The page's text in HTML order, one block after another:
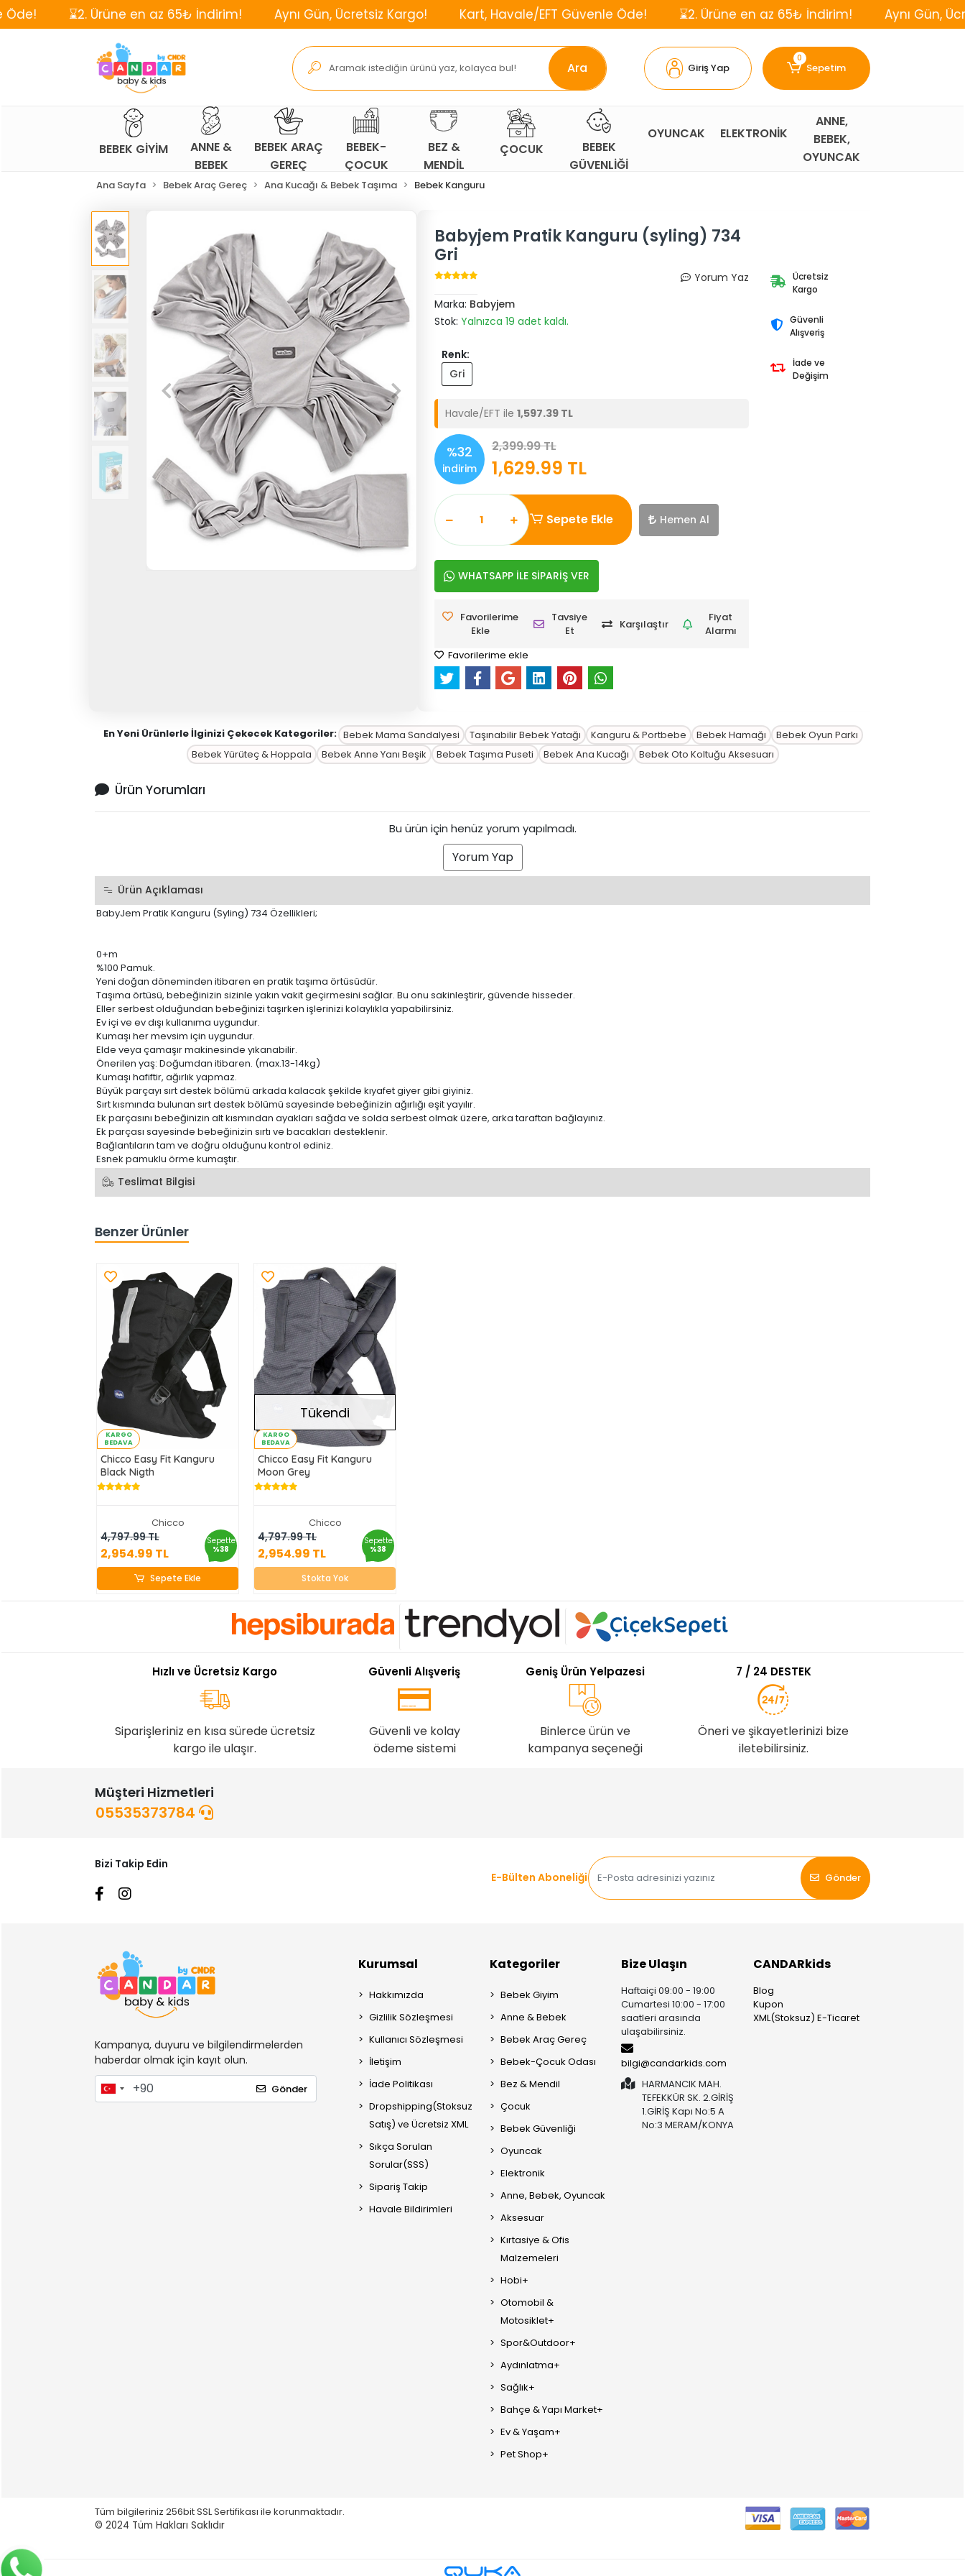
Ürüne en az 65₺ İndirim! Aynı Gün, Ücretsiz Kargo! Kart, Havale/EFT Güvenle Öde! ⌛2. Ürüne en az 65₺ İndirim! Aynı Gün, Ücretsiz
Ara Giriş Yap
0
Sepetim
BEBEK GİYİM
ANNE &
BEBEK
BEBEK ARAÇ
GEREÇ
BEBEK-
ÇOCUK
ODASI
BEZ &
MENDİL
ÇOCUK
BEBEK
GÜVENLİĞİ
OYUNCAK ELEKTRONİK
ANNE,
BEBEK,
OYUNCAK
Ana Sayfa Bebek Araç Gereç Ana Kucağı & Bebek Taşıma Bebek Kanguru
Babyjem Pratik Kanguru (syling) 734
Gri
Yorum Yaz
Marka: Babyjem
Stok: Yalnızca 19 adet kaldı.
Renk:
Gri
Havale/EFT ile 1,597.39 TL
%32
indirim
2,399.99 TL
1,629.99 TL
Sepete Ekle Hemen Al
WHATSAPP İLE SİPARİŞ VER
Favorilerime
Ekle
Tavsiye
Et
Karşılaştır
Fiyat
Alarmı
Favorilerime ekle
Ücretsiz
Kargo
Güvenli
Alışveriş
İade ve
Değişim
En Yeni Ürünlerle İlginizi Çekecek Kategoriler: Bebek Mama Sandalyesi Taşınabilir Bebek Yatağı Kanguru & Portbebe Bebek Hamağı
Bebek Oyun Parkı
Bebek Yürüteç & Hoppala
Bebek Anne Yanı Beşik Bebek Taşıma Puseti Bebek Ana Kucağı Bebek Oto Koltuğu Aksesuarı
Ürün Yorumları
Bu ürün için henüz yorum yapılmadı.
Yorum Yap
Ürün Açıklaması
BabyJem Pratik Kanguru (Syling) 734 Özellikleri;
0+m
%100 Pamuk.
Yeni doğan döneminden itibaren en pratik taşıma örtüsüdür.
Taşıma örtüsü, bebeğinizin sizinle yakın vakit geçirmesini sağlar. Bu onu sakinleştirir, güvende hisseder.
Eller serbest olduğundan bebeğinizi taşırken işlerinizi kolaylıkla yapabilirsiniz.
Ev içi ve ev dışı kullanıma uygundur.
Kumaşı her mevsim için uygundur.
Elde veya çamaşır makinesinde yıkanabilir.
Önerilen yaş: Doğumdan itibaren. (max.13-14kg)
Kumaşı hafiftir, ağırlık yapmaz.
Büyük parçayı sırt destek bölümü arkada kalacak şekilde kıyafet giyer gibi giyiniz.
Sırt kısmında bulunan sırt destek bölümü sayesinde bebeğinizin ağırlığı eşit yayılır.
Ek parçasını bebeğinizin alt kısmından ayakları sağda ve solda serbest olmak üzere, arka taraftan bağlayınız.
Ek parçası sayesinde bebeğinizin sırtı ve bacakları desteklenir.
Bağlantıların tam ve doğru olduğunu kontrol ediniz.
Esnek pamuklu örme kumaştır.
Teslimat Bilgisi
Benzer Ürünler
KARGO
BEDAVA
Chicco Easy Fit Kanguru
Black Nigth
Chicco
4,797.99 TL
2,954.99 TL
Sepette
%38
2,954.99 TL
Sepete Ekle
Sepete Ekle
KARGO
BEDAVA
Tükendi
Chicco Easy Fit Kanguru
Moon Grey
Chicco
4,797.99 TL
2,954.99 TL
Sepette
%38
2,954.99 TL
Stokta Yok
Stokta Yok
Hızlı ve Ücretsiz Kargo
Siparişleriniz en kısa sürede ücretsiz
kargo ile ulaşır.
Güvenli Alışveriş
Güvenli ve kolay
ödeme sistemi
Geniş Ürün Yelpazesi
Binlerce ürün ve
kampanya seçeneği
7 / 24 DESTEK
Öneri ve şikayetlerinizi bize
iletebilirsiniz.
Müşteri Hizmetleri
05535373784
Bizi Takip Edin
E-Bülten Aboneliği
Gönder
Kampanya, duyuru ve bilgilendirmelerden
haberdar olmak için kayıt olun.
Gönder
Kurumsal
Hakkımızda
Gizlilik Sözleşmesi
Kullanıcı Sözleşmesi
İletişim
İade Politikası
Dropshipping(Stoksuz
Satış) ve Ücretsiz XML
Sıkça Sorulan
Sorular(SSS)
Sipariş Takip
Havale Bildirimleri
Kategoriler
Bebek Giyim
Anne & Bebek
Bebek Araç Gereç
Bebek-Çocuk Odası
Bez & Mendil
Çocuk
Bebek Güvenliği
Oyuncak
Elektronik
Anne, Bebek, Oyuncak
Aksesuar
Kırtasiye & Ofis
Malzemeleri
Hobi+
Otomobil &
Motosiklet+
Spor&Outdoor+
Aydınlatma+
Sağlık+
Bahçe & Yapı Market+
Ev & Yaşam+
Pet Shop+
Bize Ulaşın
Haftaiçi 09:00 - 19:00
Cumartesi 10:00 - 17:00
saatleri arasında
ulaşabilirsiniz.
bilgi@candarkids.com
HARMANCIK MAH.
TEFEKKÜR SK. 2.GİRİŞ
1.GİRİŞ Kapı No:5 A
No:3 MERAM/KONYA
CANDARkids
Blog
Kupon
XML(Stoksuz) E-Ticaret
Tüm bilgileriniz 256bit SSL Sertifikası ile korunmaktadır.
© 2024 Tüm Hakları Saklıdır